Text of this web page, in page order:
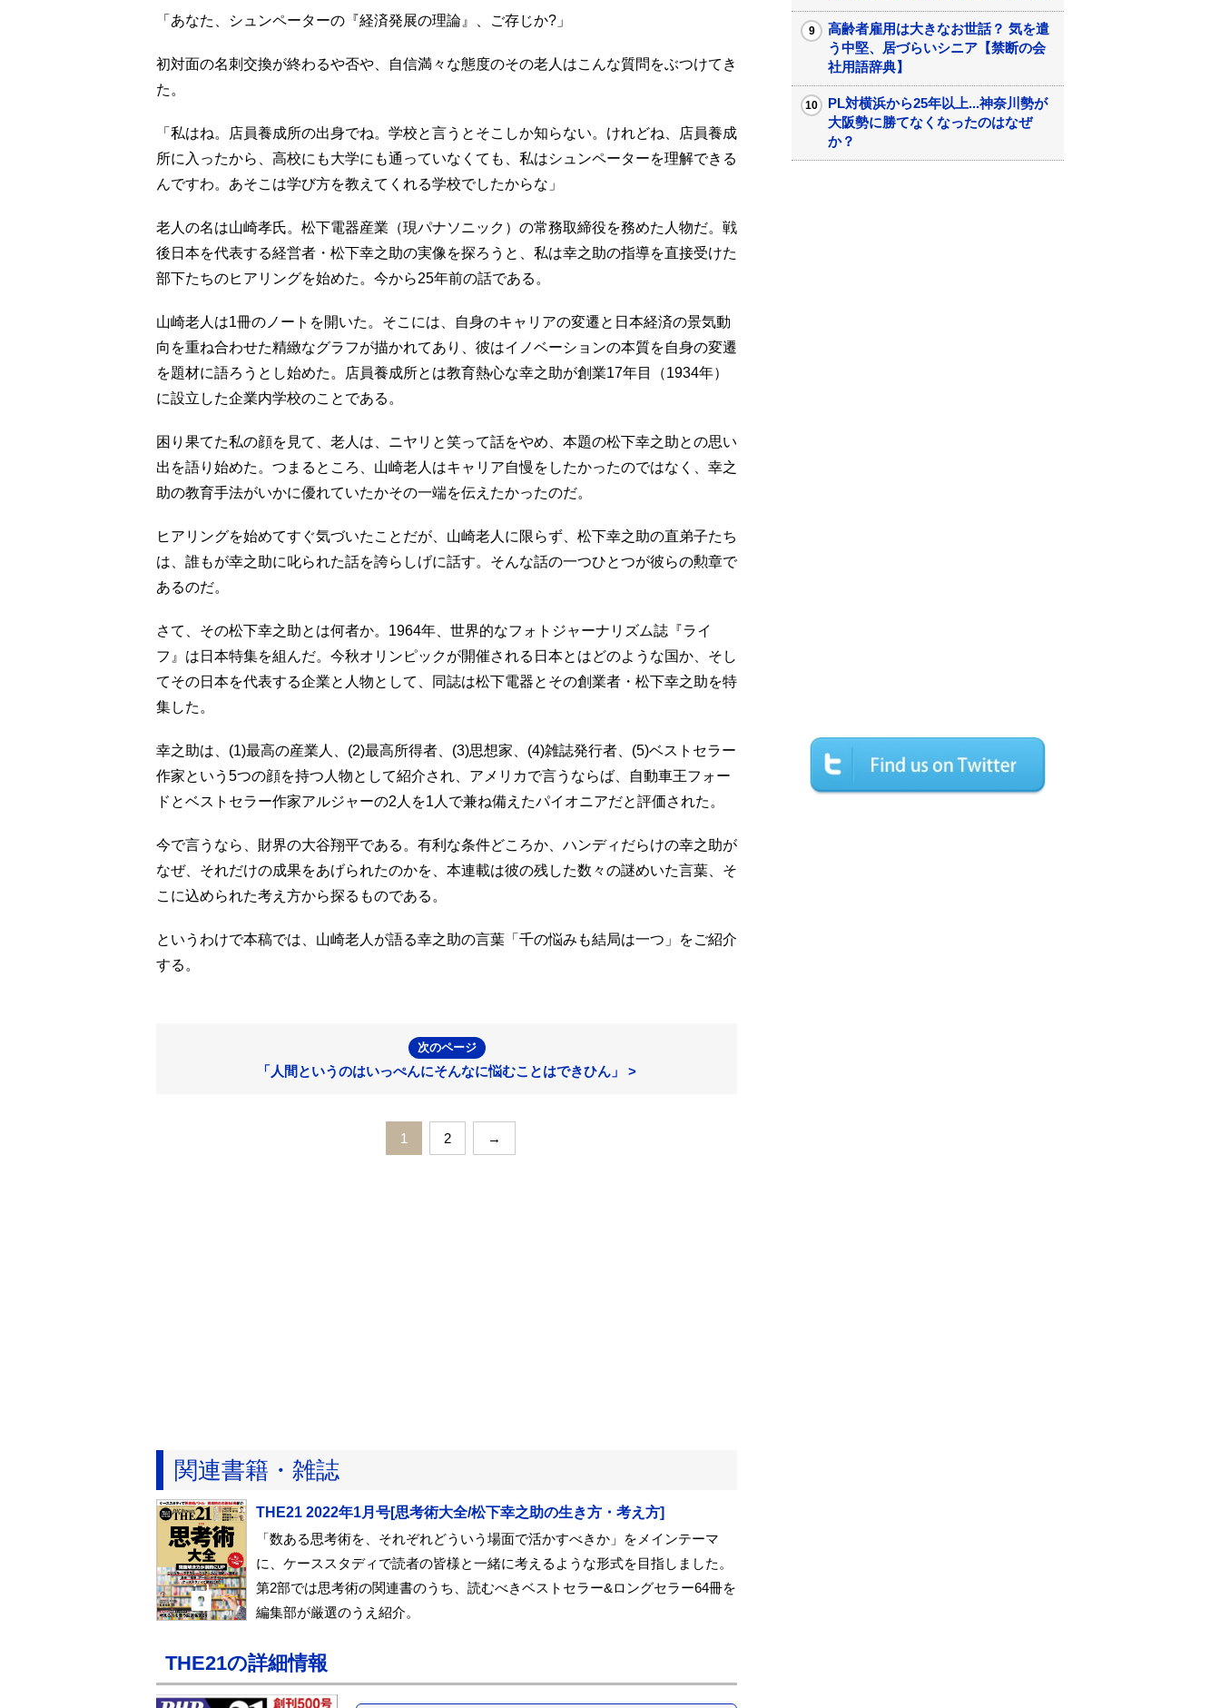
「あなた、シュンペーターの『経済発展の理論』、ご存じか?」
初対面の名刺交換が終わるや否や、自信満々な態度のその老人はこんな質問をぶつけてき
た。
「私はね。店員養成所の出身でね。学校と言うとそこしか知らない。けれどね、店員養成
所に入ったから、高校にも大学にも通っていなくても、私はシュンペーターを理解できる
んですわ。あそこは学び方を教えてくれる学校でしたからな」
老人の名は山崎孝氏。松下電器産業（現パナソニック）の常務取締役を務めた人物だ。戦
後日本を代表する経営者・松下幸之助の実像を探ろうと、私は幸之助の指導を直接受けた
部下たちのヒアリングを始めた。今から25年前の話である。
山崎老人は1冊のノートを開いた。そこには、自身のキャリアの変遷と日本経済の景気動
向を重ね合わせた精緻なグラフが描かれてあり、彼はイノベーションの本質を自身の変遷
を題材に語ろうとし始めた。店員養成所とは教育熱心な幸之助が創業17年目（1934年）
に設立した企業内学校のことである。
困り果てた私の顔を見て、老人は、ニヤリと笑って話をやめ、本題の松下幸之助との思い
出を語り始めた。つまるところ、山崎老人はキャリア自慢をしたかったのではなく、幸之
助の教育手法がいかに優れていたかその一端を伝えたかったのだ。
ヒアリングを始めてすぐ気づいたことだが、山崎老人に限らず、松下幸之助の直弟子たち
は、誰もが幸之助に叱られた話を誇らしげに話す。そんな話の一つひとつが彼らの勲章で
あるのだ。
さて、その松下幸之助とは何者か。1964年、世界的なフォトジャーナリズム誌『ライ
フ』は日本特集を組んだ。今秋オリンピックが開催される日本とはどのような国か、そし
てその日本を代表する企業と人物として、同誌は松下電器とその創業者・松下幸之助を特
集した。
幸之助は、(1)最高の産業人、(2)最高所得者、(3)思想家、(4)雑誌発行者、(5)ベストセラー
作家という5つの顔を持つ人物として紹介され、アメリカで言うならば、自動車王フォー
ドとベストセラー作家アルジャーの2人を1人で兼ね備えたパイオニアだと評価された。
今で言うなら、財界の大谷翔平である。有利な条件どころか、ハンディだらけの幸之助が
なぜ、それだけの成果をあげられたのかを、本連載は彼の残した数々の謎めいた言葉、そ
こに込められた考え方から探るものである。
というわけで本稿では、山崎老人が語る幸之助の言葉「千の悩みも結局は一つ」をご紹介
する。
次のページ
「人間というのはいっぺんにそんなに悩むことはできひん」 >
1 2 →
関連書籍・雑誌
THE21 2022年1月号[思考術大全/松下幸之助の生き方・考え方]
「数ある思考術を、それぞれどういう場面で活かすべきか」をメインテーマ
に、ケーススタディで読者の皆様と一緒に考えるような形式を目指しました。
第2部では思考術の関連書のうち、読むべきベストセラー&ロングセラー64冊を
編集部が厳選のうえ紹介。
THE21の詳細情報
高齢者雇用は大きなお世話？ 気を遣
う中堅、居づらいシニア【禁断の会
社用語辞典】
PL対横浜から25年以上...神奈川勢が
大阪勢に勝てなくなったのはなぜ
か？